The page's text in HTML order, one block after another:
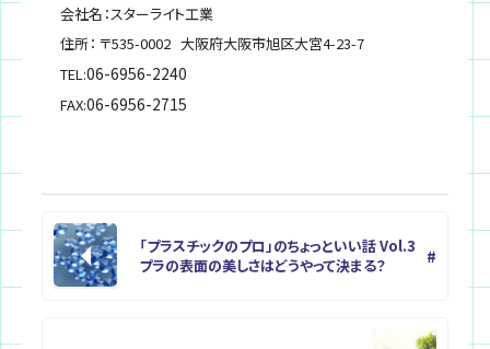
会社名：スターライト工業
住所： 〒535-0002 大阪府大阪市旭区大宮4-23-7
TEL:06-6956-2240
FAX:06-6956-2715
「プラスチックのプロ」のちょっといい話 Vol.3
プラの表面の美しさはどうやって決まる？